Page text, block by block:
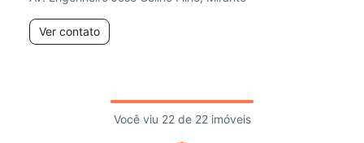
Ver contato
Você viu 22 de 22 imóveis